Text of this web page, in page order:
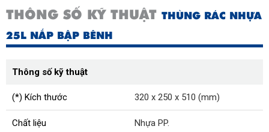
THÔNG SỐ KỸ THUẬT THÙNG RÁC NHỰA
25L NẮP BẬP BÊNH
Thông số kỹ thuật
(*) Kích thước 320 x 250 x 510 (mm)
Chất liệu Nhựa PP.